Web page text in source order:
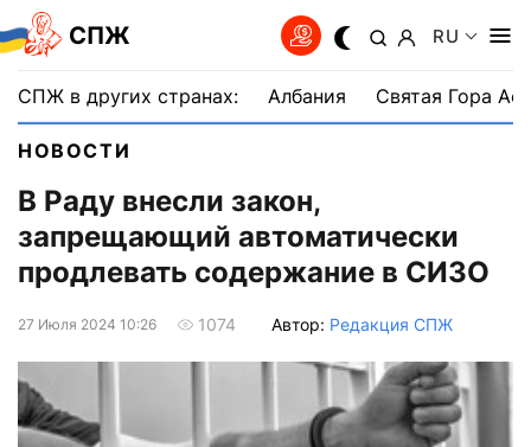
СПЖ RU
СПЖ в других странах: Албания Святая Гора
НОВОСТИ
В Раду внесли закон,
запрещающий автоматически
продлевать содержание в СИЗО
27 Июля 2024 10:26 1074 Автор: Редакция СПЖ